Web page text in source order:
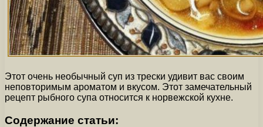
Этот очень необычный суп из трески удивит вас своим
неповторимым ароматом и вкусом. Этот замечательный
рецепт рыбного супа относится к норвежской кухне.
Содержание статьи: